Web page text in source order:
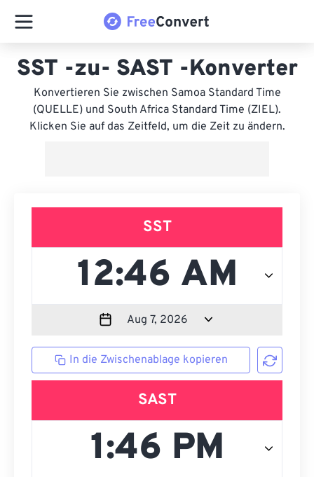
SST -zu- SAST -Konverter
Konvertieren Sie zwischen Samoa Standard Time
(QUELLE) und South Africa Standard Time (ZIEL).
Klicken Sie auf das Zeitfeld, um die Zeit zu ändern.
SST
In die Zwischenablage kopieren
SAST